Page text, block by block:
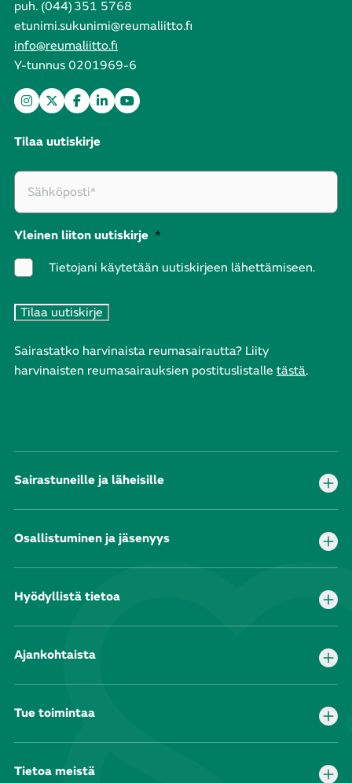
puh. (044) 351 5768
etunimi.sukunimi@reumaliitto.fi
info@reumaliitto.fi
Y-tunnus 0201969-6
Tilaa uutiskirje
Yleinen liiton uutiskirje *
Tietojani käytetään uutiskirjeen lähettämiseen.
Sairastatko harvinaista reumasairautta? Liity
harvinaisten reumasairauksien postituslistalle tästä.
Sairastuneille ja läheisille
Osallistuminen ja jäsenyys
Hyödyllistä tietoa
Ajankohtaista
Tue toimintaa
Tietoa meistä